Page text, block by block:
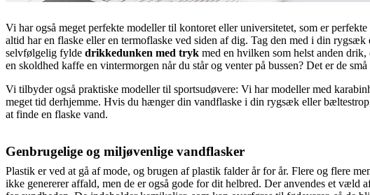
Vi har også meget perfekte modeller til kontoret eller universitetet, som er
altid har en flaske eller en termoflaske ved siden af dig. Tag den med i din
selvfølgelig fylde drikkedunken med tryk med en hvilken som helst anden
en skoldhed kaffe en vintermorgen når du står og venter på bussen? Det er de
Vi tilbyder også praktiske modeller til sportsudøvere: Vi har modeller med
meget tid derhjemme. Hvis du hænger din vandflaske i din rygsæk eller
at finde en flaske vand.
Genbrugelige og miljøvenlige vandflasker
Plastik er ved at gå af mode, og brugen af plastik falder år for år. Flere og flere
ikke genererer affald, men de er også gode for dit helbred. Der anvendes et